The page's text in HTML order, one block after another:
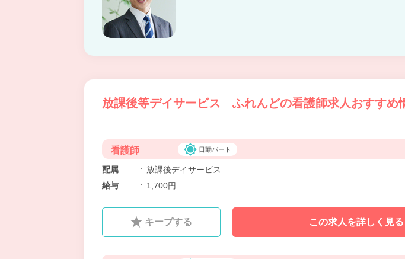
放課後等デイサービス ふれんどの看護師求人おすすめ
看護師 日勤パート
配属 : 放課後デイサービス
給与
: 1,700円
キープする この求人を詳しく見る